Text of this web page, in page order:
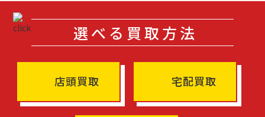
選べる買取方法
店頭買取 宅配買取